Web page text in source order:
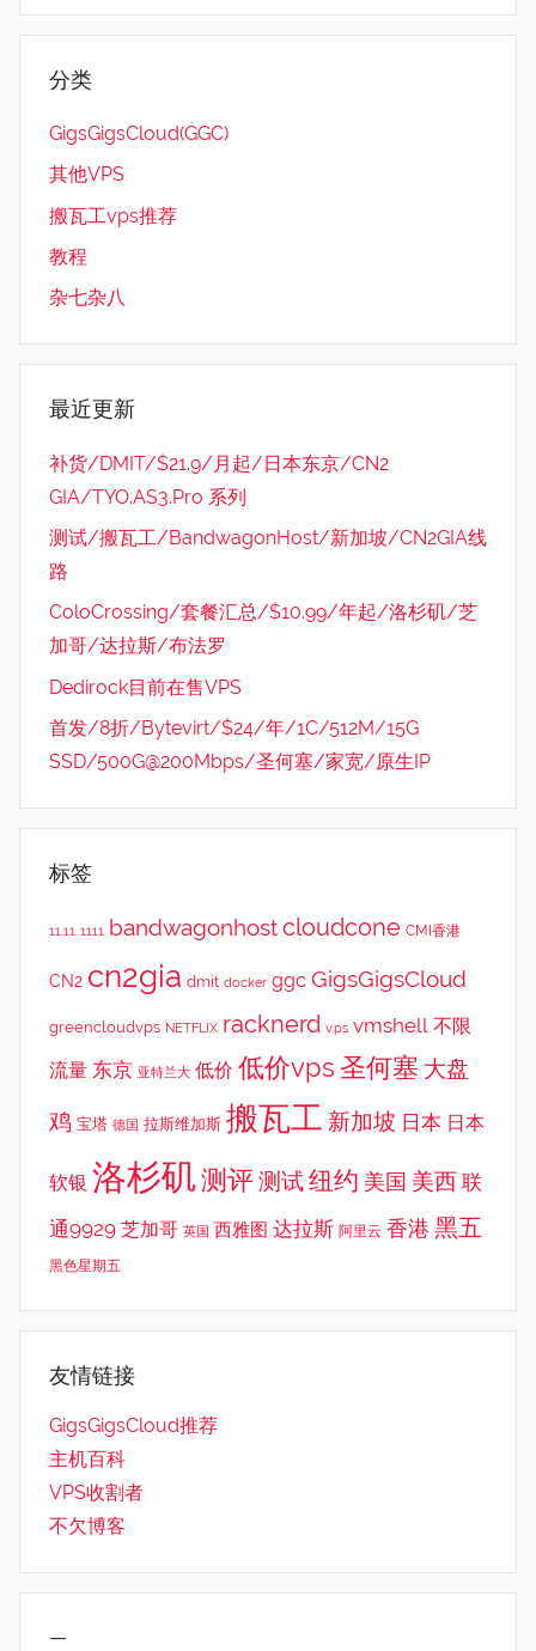
分类
GigsGigsCloud(GGC)
其他VPS
搬瓦工vps推荐
教程
杂七杂八
最近更新
补货/DMIT/$21.9/月起/日本东京/CN2
GIA/TYO.AS3.Pro 系列
测试/搬瓦工/BandwagonHost/新加坡/CN2GIA线
路
ColoCrossing/套餐汇总/$10.99/年起/洛杉矶/芝
加哥/达拉斯/布法罗
Dedirock目前在售VPS
首发/8折/Bytevirt/$24/年/1C/512M/15G
SSD/500G@200Mbps/圣何塞/家宽/原生IP
标签
11.11 1111 bandwagonhostcloudcone CMI香港
CN2 cn2gia dmit docker ggc GigsGigsCloud
greencloudvps NETFLIX racknerd v.ps vmshell 不限
流量 东京 亚特兰大 低价 低价vps 圣何塞 大盘
鸡 宝塔 德国 拉斯维加斯 搬瓦工 新加坡 日本 日本
软银 洛杉矶 测评测试纽约 美国 美西 联
通9929 芝加哥 英国 西雅图 达拉斯 阿里云 香港 黑五
黑色星期五
友情链接
GigsGigsCloud推荐
主机百科
VPS收割者
不欠博客
—